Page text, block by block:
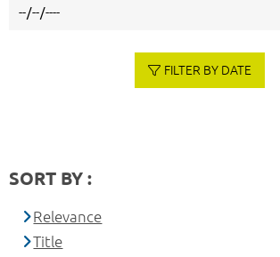
FILTER BY DATE
SORT BY :
Relevance
Title